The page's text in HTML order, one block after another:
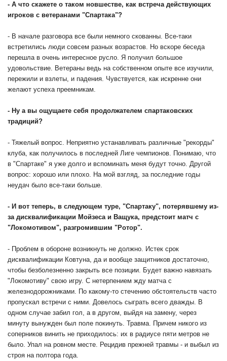
- А что скажете о таком новшестве, как встреча действующих
игроков с ветеранами "Спартака"?
- В начале разговора все были немного скованны. Все-таки
встретились люди совсем разных возрастов. Но вскоре беседа
перешла в очень интересное русло. Я получил большое
удовольствие. Ветераны ведь на собственном опыте все изучили,
пережили и взлеты, и падения. Чувствуется, как искренне они
желают успеха преемникам.
- Ну а вы ощущаете себя продолжателем спартаковских
традиций?
- Тяжелый вопрос. Неприятно устанавливать различные "рекорды"
клуба, как получилось в последней Лиге чемпионов. Понимаю, что
в "Спартаке" я уже долго и вспоминать меня будут точно. Другой
вопрос: хорошо или плохо. На мой взгляд, за последние годы
неудач было все-таки больше.
- И вот теперь, в следующем туре, "Спартаку", потерявшему из-
за дисквалификации Мойзеса и Ващука, предстоит матч с
"Локомотивом", разгромившим "Ротор".
- Проблем в обороне возникнуть не должно. Истек срок
дисквалификации Ковтуна, да и вообще защитников достаточно,
чтобы безболезненно закрыть все позиции. Будет важно навязать
"Локомотиву" свою игру. С нетерпением жду матча с
железнодорожниками. По какому-то стечению обстоятельств часто
пропускал встречи с ними. Довелось сыграть всего дважды. В
одном случае забил гол, а в другом, выйдя на замену, через
минуту вынужден был поле покинуть. Травма. Причем никого из
соперников винить не приходилось: их в радиусе пяти метров не
было. Упал на ровном месте. Рецидив прежней травмы - и выбыл из
строя на полтора года.